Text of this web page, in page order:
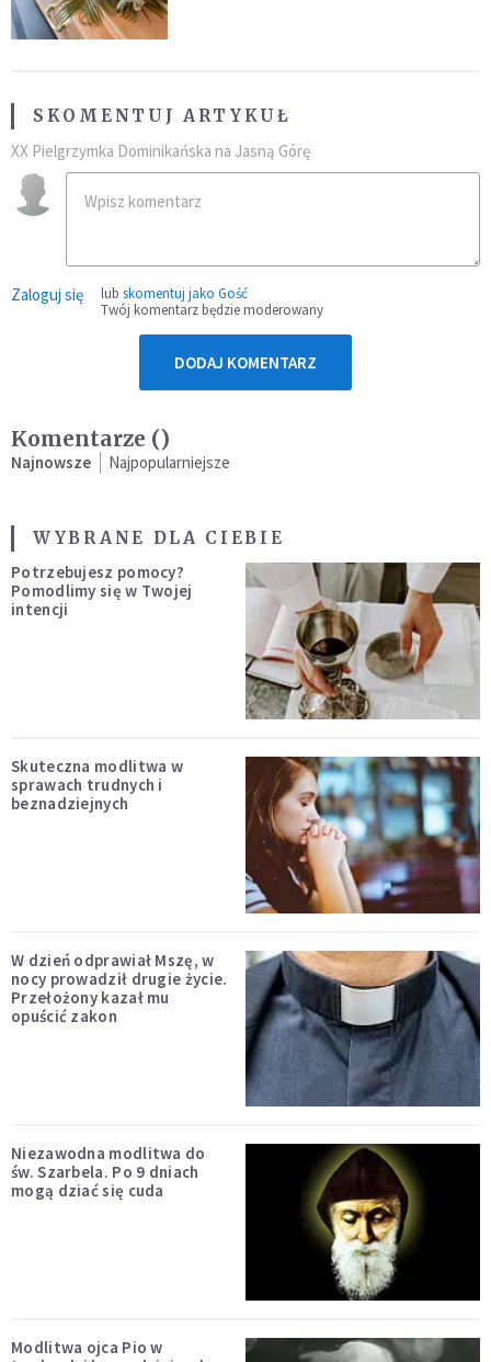
SKOMENTUJ ARTYKUŁ
XX Pielgrzymka Dominikańska na Jasną Górę
Zaloguj się lub skomentuj jako Gość
Twój komentarz będzie moderowany
DODAJ KOMENTARZ
Komentarze ()
Najnowsze Najpopularniejsze
WYBRANE DLA CIEBIE
Potrzebujesz pomocy?
Pomodlimy się w Twojej
intencji
Skuteczna modlitwa w
sprawach trudnych i
beznadziejnych
W dzień odprawiał Mszę, w
nocy prowadził drugie życie.
Przełożony kazał mu
opuścić zakon
Niezawodna modlitwa do
św. Szarbela. Po 9 dniach
mogą dziać się cuda
Modlitwa ojca Pio w